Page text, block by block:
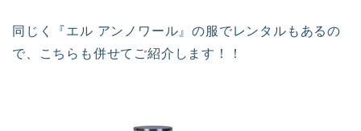
同じく『エル アンノワール』の服でレンタルもあるの
で、こちらも併せてご紹介します！！